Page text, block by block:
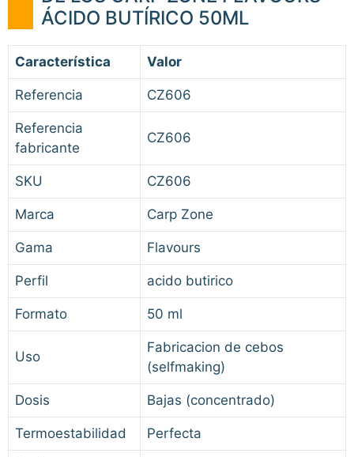
ÁCIDO BUTÍRICO 50ML
Característica Valor
Referencia CZ606
Referencia
fabricante
CZ606
SKU CZ606
Marca Carp Zone
Gama Flavours
Perfil acido butirico
Formato 50 ml
Uso
Fabricacion de cebos
(selfmaking)
Dosis Bajas (concentrado)
Termoestabilidad Perfecta